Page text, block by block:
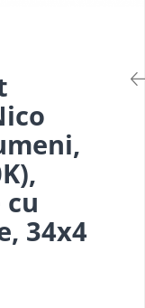
34x4